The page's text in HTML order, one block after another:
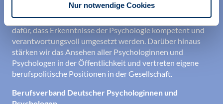
Nur notwendige Cookies
Wir erschließen und sichern Berufsfelder und sorgen
dafür, dass Erkenntnisse der Psychologie kompetent und
verantwortungsvoll umgesetzt werden. Darüber hinaus
stärken wir das Ansehen aller Psychologinnen und
Psychologen in der Öffentlichkeit und vertreten eigene
berufspolitische Positionen in der Gesellschaft.
Berufsverband Deutscher Psychologinnen und